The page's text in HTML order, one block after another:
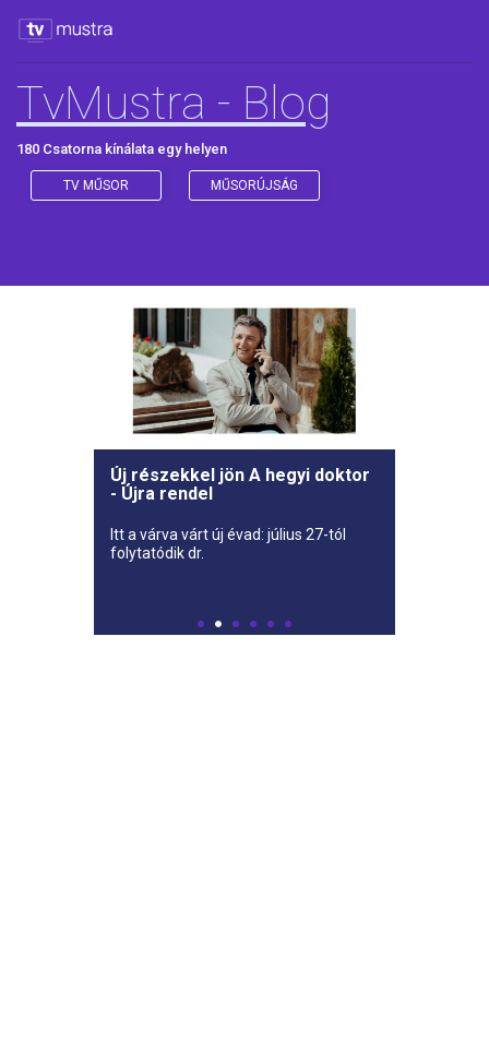
TvMustra - Blog
180 Csatorna kínálata egy helyen
TV MŰSOR MŰSORÚJSÁG
Új részekkel jön A hegyi doktor
- Újra rendel
Itt a várva várt új évad: július 27-tól
folytatódik dr.